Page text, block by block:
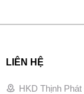
LIÊN HỆ
HKD Thịnh